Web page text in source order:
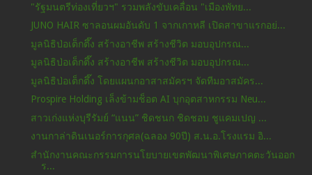
"รัฐมนตรีท่องเที่ยวฯ" รวมพลังขับเคลื่อน "เมืองพัทย...
JUNO HAIR ซาลอนผมอันดับ 1 จากเกาหลี เปิดสาขาแรกอย่...
มูลนิธิป่อเต็กตึ๊ง สร้างอาชีพ สร้างชีวิต มอบอุปกรณ...
มูลนิธิป่อเต็กตึ๊ง สร้างอาชีพ สร้างชีวิต มอบอุปกรณ...
มูลนิธิป่อเต็กตึ๊ง โดยแผนกอาสาสมัครฯ จัดทีมอาสมัคร...
Prospire Holding เล็งข้ามช็อต AI บุกอุตสาหกรรม Neu...
สาวเก่งแห่งบุรีรัมย์ “แนน” ชิดชนก ชิดชอบ ชูแคมเปญ ...
งานกาล่าดินเนอร์การกุศล(ฉลอง 90ปี) ส.น.อ.โรงแรม อิ...
สำนักงานคณะกรรมการนโยบายเขตพัฒนาพิเศษภาคตะวันออก
ร...